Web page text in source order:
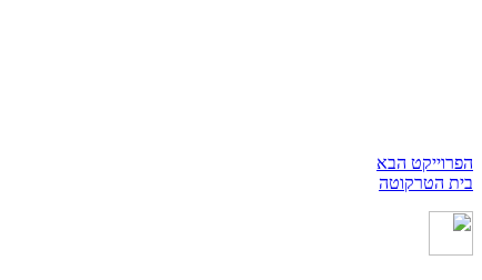
הפרוייקט הבא
בית הטרקוטה